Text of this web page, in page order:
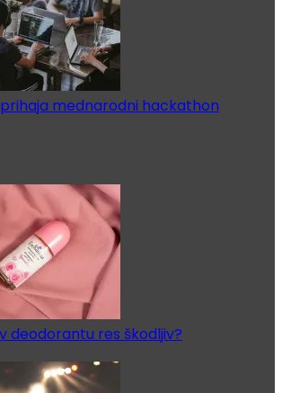
prihaja mednarodni hackathon
deodorantu res škodljiv?